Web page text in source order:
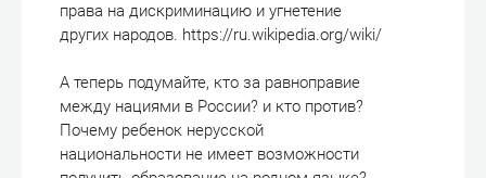
права на дискриминацию и угнетение
других народов. https://ru.wikipedia.org/wiki/
А теперь подумайте, кто за равноправие
между нациями в России? и кто против?
Почему ребенок нерусской
национальности не имеет возможности